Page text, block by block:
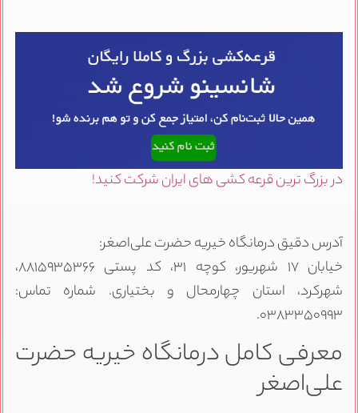
در بزرگ ترین قرعه کشی های ایران شرکت کنید!
آدرس دقیق درمانگاه خیریه حضرت علی‌اصغر:
خیابان ۱۷ شهریور، کوچه ۳۱، کد پستی ۸۸۱۵۹۳۵۳۶۶،
شهرکرد، استان چهارمحال و بختیاری. شماره تماس:
۰۳۸۳۳۵۰۹۹۳.
معرفی کامل درمانگاه خیریه حضرت
علی‌اصغر